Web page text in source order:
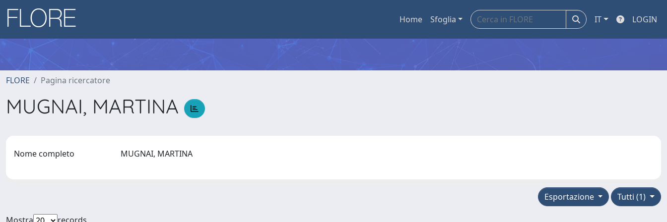
Home Sfoglia IT LOGIN
FLORE Pagina ricercatore
MUGNAI, MARTINA
Nome completo MUGNAI, MARTINA
Tutti (1)
Esportazione